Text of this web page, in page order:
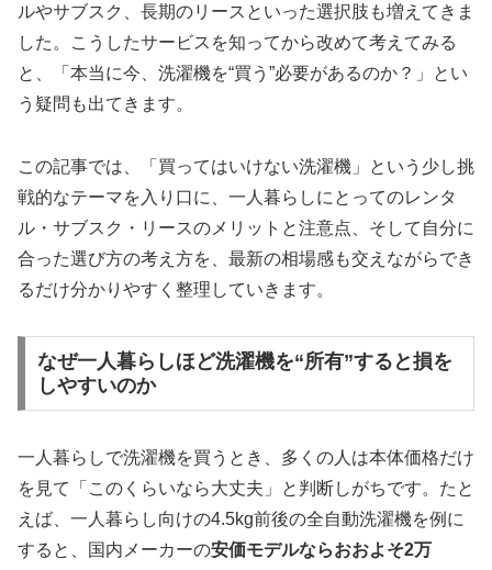
ルやサブスク、長期のリースといった選択肢も増えてきま
した。こうしたサービスを知ってから改めて考えてみる
と、「本当に今、洗濯機を“買う”必要があるのか？」とい
う疑問も出てきます。
この記事では、「買ってはいけない洗濯機」という少し挑
戦的なテーマを入り口に、一人暮らしにとってのレンタ
ル・サブスク・リースのメリットと注意点、そして自分に
合った選び方の考え方を、最新の相場感も交えながらでき
るだけ分かりやすく整理していきます。
なぜ一人暮らしほど洗濯機を“所有”すると損を
しやすいのか
一人暮らしで洗濯機を買うとき、多くの人は本体価格だけ
を見て「このくらいなら大丈夫」と判断しがちです。たと
えば、一人暮らし向けの4.5kg前後の全自動洗濯機を例に
すると、国内メーカーの安価モデルならおおよそ2万